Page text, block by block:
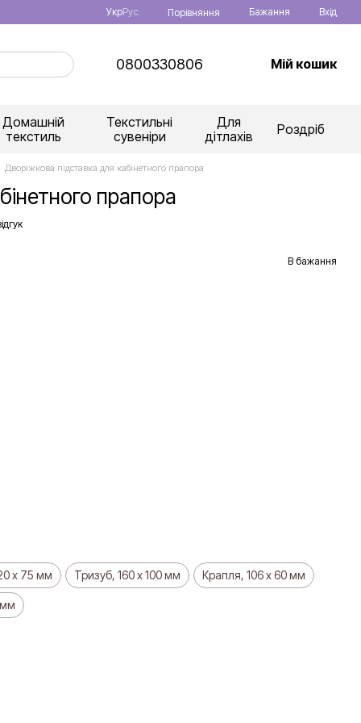
УкрРус Порівняння Бажання Вхід
0800330806 Мій кошик
Домашній
текстиль
Текстильні
сувеніри
Для
дітлахів
Роздріб
Дворіжкова підставка для кабінетного прапора
прапора
В бажання
х 75 мм Тризуб, 160 х 100 мм Крапля, 106 х 60 мм